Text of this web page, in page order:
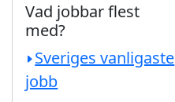
Vad jobbar flest
med?
Sveriges vanligaste
jobb